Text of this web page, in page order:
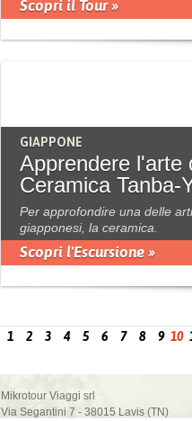
Scopri il Tour »
GIAPPONE
Apprendere l'arte
Ceramica Tanba-
Per approfondire una delle arti
giapponesi, la ceramica.
Scopri l'Escursione »
1 2 3 4 5 6 7 8 9 10
Mikrotour Viaggi srl
Via Segantini 7 - 38015 Lavis (TN)